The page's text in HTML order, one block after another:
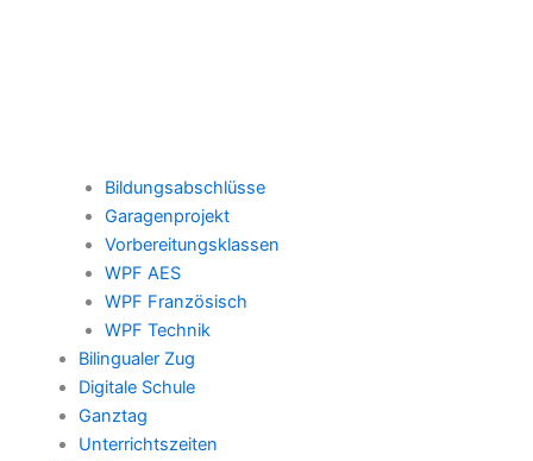
Bildungsabschlüsse
Garagenprojekt
Vorbereitungsklassen
WPF AES
WPF Französisch
WPF Technik
Bilingualer Zug
Digitale Schule
Ganztag
Unterrichtszeiten